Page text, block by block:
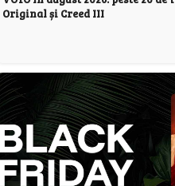
Original și Creed III